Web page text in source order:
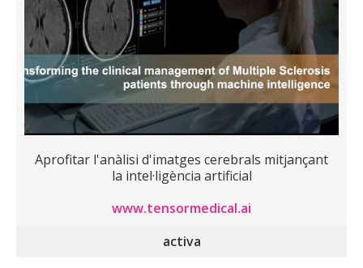
Aprofitar l'anàlisi d'imatges cerebrals mitjançant
la intel·ligència artificial
www.tensormedical.ai
activa